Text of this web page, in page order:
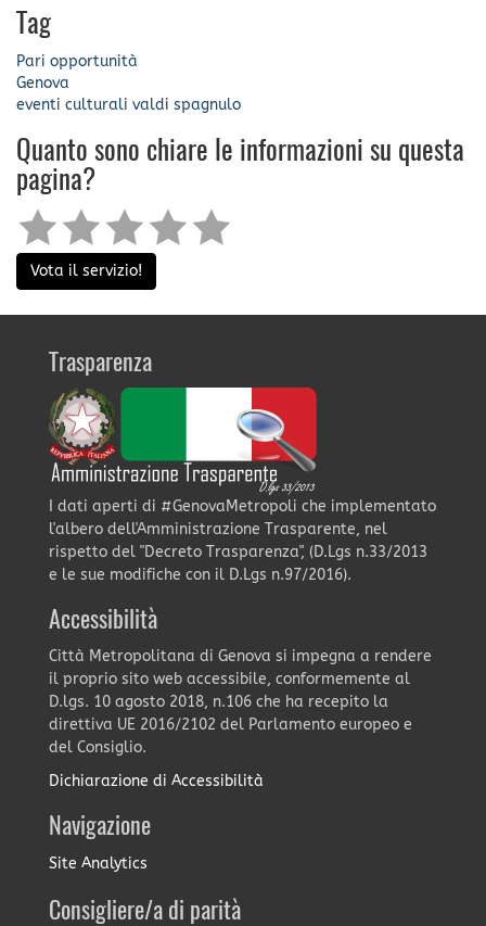
Tag
Pari opportunità
Genova
eventi culturali valdi spagnulo
Quanto sono chiare le informazioni su questa
pagina?
Vota il servizio!
Trasparenza
I dati aperti di #GenovaMetropoli che implementato
l'albero dell'Amministrazione Trasparente, nel
rispetto del "Decreto Trasparenza", (D.Lgs n.33/2013
e le sue modifiche con il D.Lgs n.97/2016).
Accessibilità
Città Metropolitana di Genova si impegna a rendere
il proprio sito web accessibile, conformemente al
D.lgs. 10 agosto 2018, n.106 che ha recepito la
direttiva UE 2016/2102 del Parlamento europeo e
del Consiglio.
Dichiarazione di Accessibilità
Navigazione
Site Analytics
Consigliere/a di parità